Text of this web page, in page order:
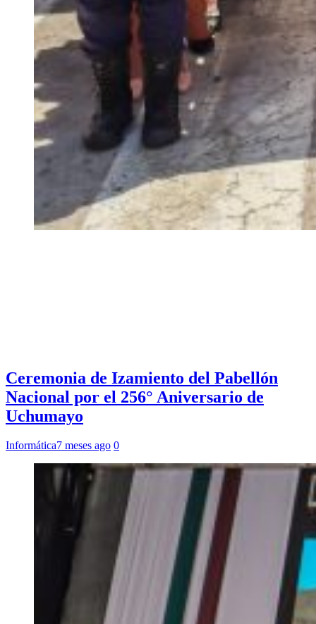
Ceremonia de Izamiento del Pabellón
Nacional por el 256° Aniversario de
Uchumayo
Informática7 meses ago 0